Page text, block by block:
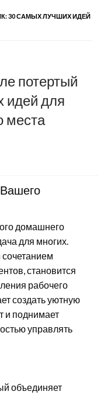
30 САМЫХ ЛУЧШИХ ИДЕЙ
потертый
идей для
места
домашнего
для многих.
становится
рабочего
создать уютную
и поднимает
управлять
объединяет